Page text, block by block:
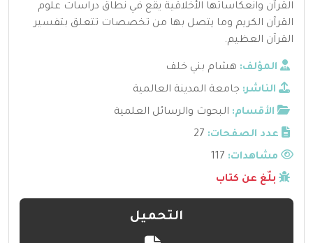
القرآن وانعكاساتها الأخلاقية يقع في نطاق دراسات علوم
القرآن الكريم وما يتصل بها من تخصصات تتعلق بتفسير
القرآن العظيم.
المؤلف: هشام بني خلف
الناشر: جامعة المدينة العالمية
الأقسام: البحوث والرسائل العلمية
عدد الصفحات: 27
مشاهدات:
بلّغ عن كتاب
التحميل